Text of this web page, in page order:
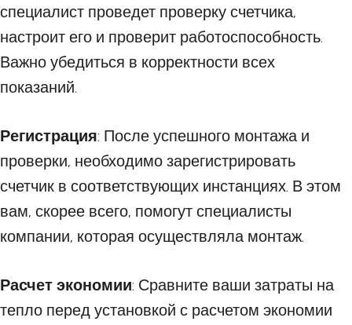
специалист проведет проверку счетчика,
настроит его и проверит работоспособность.
Важно убедиться в корректности всех
показаний.
Регистрация: После успешного монтажа и
проверки, необходимо зарегистрировать
счетчик в соответствующих инстанциях. В этом
вам, скорее всего, помогут специалисты
компании, которая осуществляла монтаж.
Расчет экономии: Сравните ваши затраты на
тепло перед установкой с расчетом экономии